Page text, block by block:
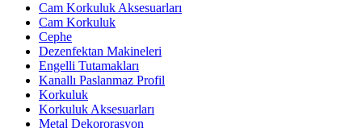
Cam Korkuluk Aksesuarları
Cam Korkuluk
Cephe
Dezenfektan Makineleri
Engelli Tutamakları
Kanallı Paslanmaz Profil
Korkuluk
Korkuluk Aksesuarları
Metal Dekororasyon